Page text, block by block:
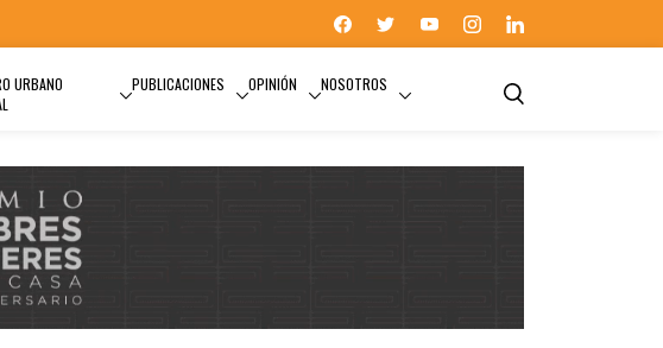
URBANO
PUBLICACIONES OPINIÓN NOSOTROS